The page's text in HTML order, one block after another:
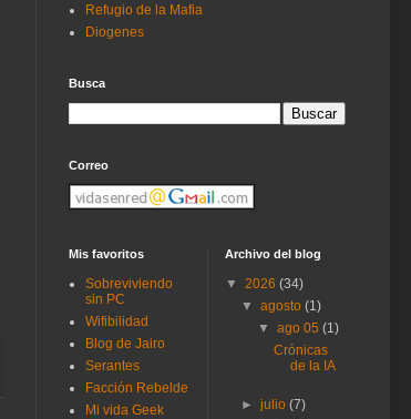
Refugio de la Mafia
Diogenes
Busca
Correo
Mis favoritos
Sobreviviendo
sin PC
Wifibilidad
Blog de Jairo
Serantes
Facción Rebelde
Mi vida Geek
Archivo del blog
▼ 2026 (34)
▼agosto(1)
▼ ago 05 (1)
Crónicas
de la IA
►julio(7)